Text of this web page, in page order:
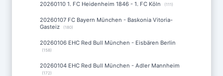
20260110 1. FC Heidenheim 1846 - 1. FC Köln (111)
20260107 FC Bayern München - Baskonia Vitoria-
Gasteiz
(180)
20260106 EHC Red Bull München - Eisbären Berlin
(158)
20260104 EHC Red Bull München - Adler Mannheim
(172)